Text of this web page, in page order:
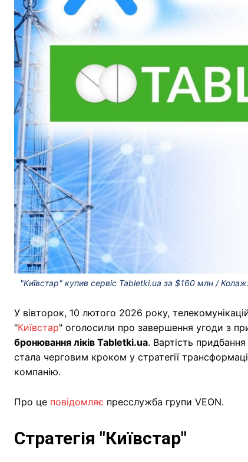
"Київстар" купив сервіс Tabletki.ua за $160 млн /
У вівторок, 10 лютого 2026 року,
"Київстар" оголосили про завершення угоди з
бронювання ліків Tabletki.ua. Вартість
стала черговим кроком у стратегії
компанію.
Про це повідомляє пресслужба групи VEON.
Стратегія "Київстар"